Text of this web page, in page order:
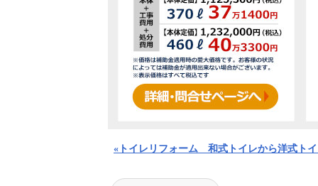
«トイレリフォーム 和式トイレから洋式